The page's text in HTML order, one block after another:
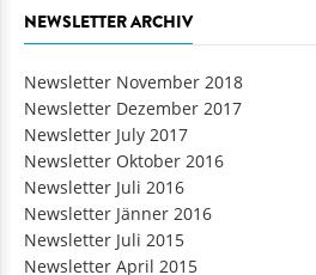
NEWSLETTER ARCHIV
Newsletter November 2018
Newsletter Dezember 2017
Newsletter July 2017
Newsletter Oktober 2016
Newsletter Juli 2016
Newsletter Jänner 2016
Newsletter Juli 2015
Newsletter April 2015